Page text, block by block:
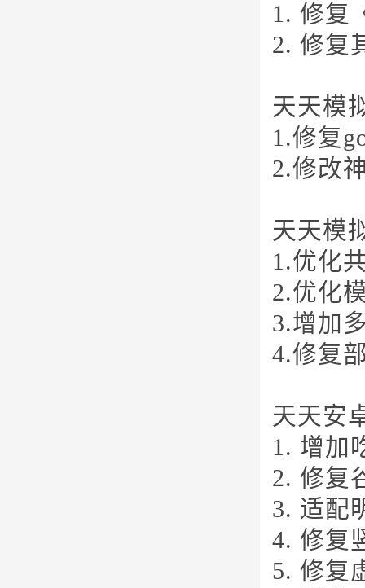
1. 修复
2. 修复
天天模
1.修复
2.修改
天天模
1.优化
2.优化
3.增加
4.修复
天天安
1. 增加
2. 修复
3. 适配
4. 修复
5. 修复